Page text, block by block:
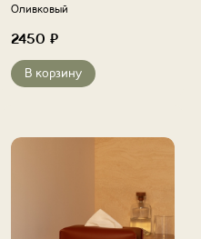
Оливковый
2450 ₽
В корзину